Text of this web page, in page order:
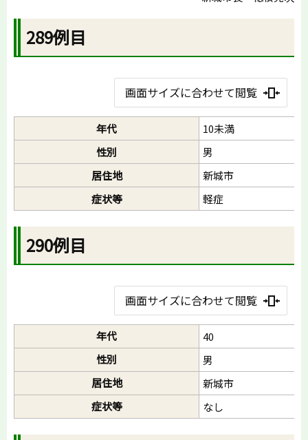
289例目
画面サイズに合わせて閲覧
年代
10未満
性別
男
居住地
新城市
症状等
軽症
290例目
画面サイズに合わせて閲覧
年代
40
性別
男
居住地
新城市
症状等
なし